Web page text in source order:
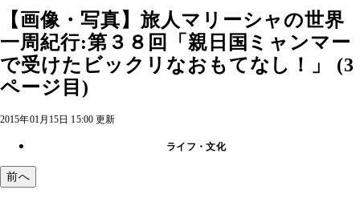
【画像・写真】旅人マリーシャの世界
一周紀行:第３８回「親日国ミャンマー
で受けたビックリなおもてなし！」 (3
ページ目)
2015年01月15日 15:00 更新
ライフ・文化
前へ